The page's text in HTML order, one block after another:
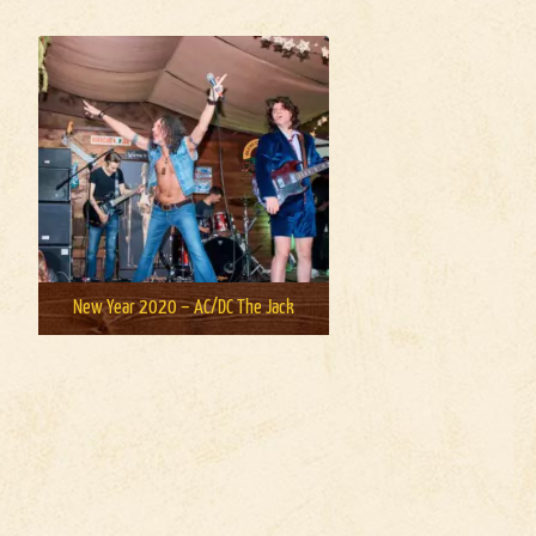
New Year 2020 – AC/DC The Jack